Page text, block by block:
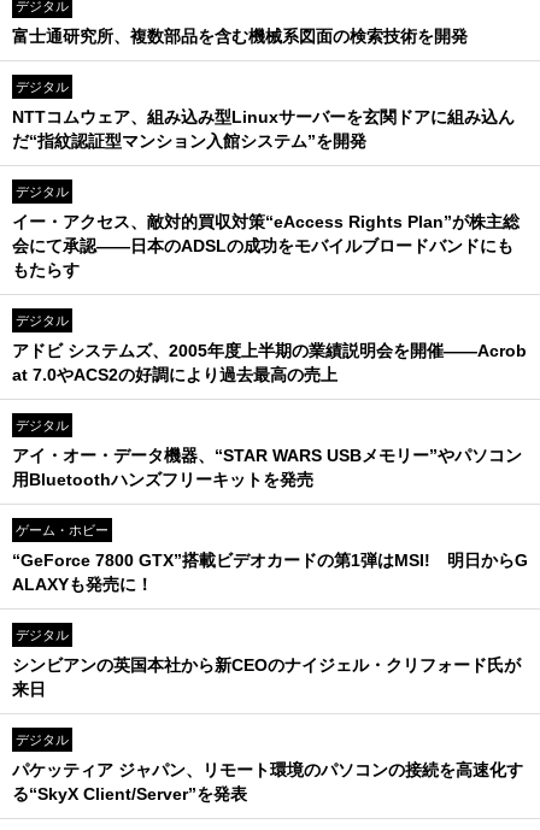
デジタル
富士通研究所、複数部品を含む機械系図面の検索技術を開発
デジタル
NTTコムウェア、組み込み型Linuxサーバーを玄関ドアに組み込ん
だ“指紋認証型マンション入館システム”を開発
デジタル
イー・アクセス、敵対的買収対策“eAccess Rights Plan”が株主総
会にて承認――日本のADSLの成功をモバイルブロードバンドにも
もたらす
デジタル
アドビ システムズ、2005年度上半期の業績説明会を開催――Acrob
at 7.0やACS2の好調により過去最高の売上
デジタル
アイ・オー・データ機器、“STAR WARS USBメモリー”やパソコン
用Bluetoothハンズフリーキットを発売
ゲーム・ホビー
“GeForce 7800 GTX”搭載ビデオカードの第1弾はMSI! 明日からG
ALAXYも発売に！
デジタル
シンビアンの英国本社から新CEOのナイジェル・クリフォード氏が
来日
デジタル
パケッティア ジャパン、リモート環境のパソコンの接続を高速化す
る“SkyX Client/Server”を発表